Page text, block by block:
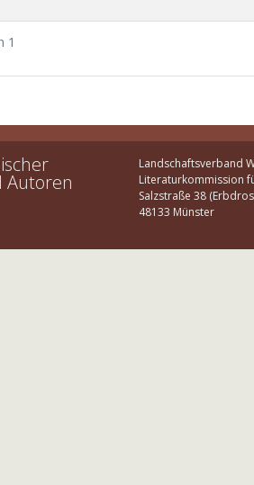
1
Autoren
Landschaftsverband
Literaturkommission
Salzstraße 38
48133 Münster